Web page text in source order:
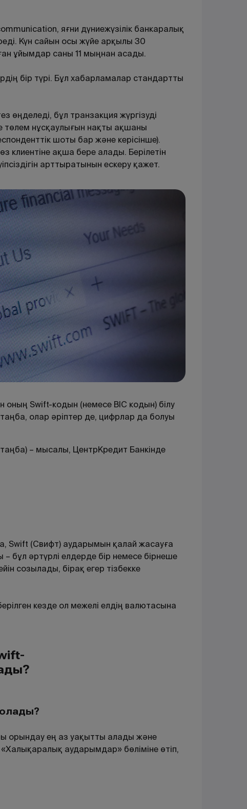
яғни дүниежүзілік банкаралық
Күн сайын осы жүйе арқылы 30
ұйымдар саны 11 мыңнан асады.
бір түрі. Бұл хабарламалар стандартты
бұл транзакция жүргізуді
төлем нұсқаулығын нақты ақшаны
шоты бар және керісінше).
ақша бере алады. Берілетін
арттыратынын ескеру қажет.
оның Swift-кодын (немесе BIC кодын) білу
таңба, олар әріптер де, цифрлар да болуы
– мысалы, ЦентрКредит Банкінде
Swift (Свифт) аударымын қалай жасауға
әртүрлі елдерде бір немесе бірнеше
созылады, бiрақ егер тiзбекке
кезде ол межелі елдің валютасына
?
?
орындау ең аз уақытты алады және
аударымдар» бөліміне өтіп,